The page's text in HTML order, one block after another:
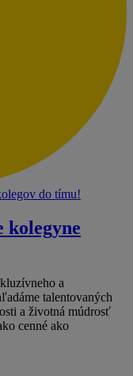
kolegyne
a
talentovaných
a životná múdrosť
cenné ako